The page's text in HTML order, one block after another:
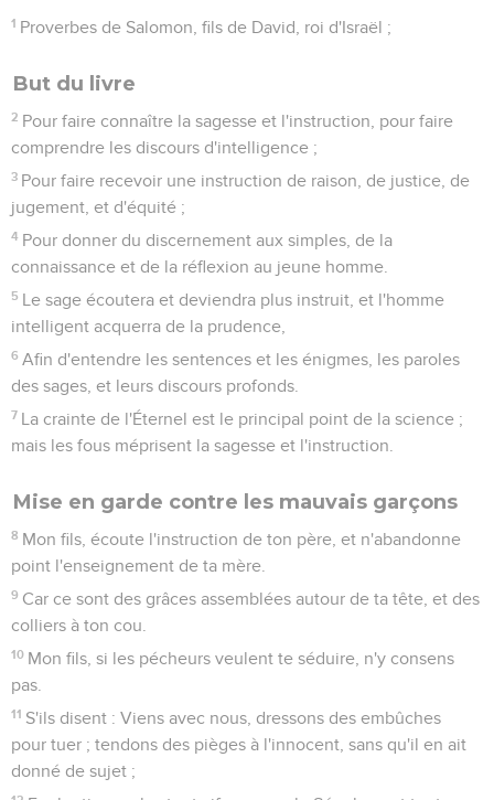
1 Proverbes de Salomon, fils de David, roi d'Israël ;
But du livre
2 Pour faire connaître la sagesse et l'instruction, pour faire
comprendre les discours d'intelligence ;
3 Pour faire recevoir une instruction de raison, de justice, de
jugement, et d'équité ;
4 Pour donner du discernement aux simples, de la
connaissance et de la réflexion au jeune homme.
5 Le sage écoutera et deviendra plus instruit, et l'homme
intelligent acquerra de la prudence,
6 Afin d'entendre les sentences et les énigmes, les paroles
des sages, et leurs discours profonds.
7 La crainte de l'Éternel est le principal point de la science ;
mais les fous méprisent la sagesse et l'instruction.
Mise en garde contre les mauvais garçons
8 Mon fils, écoute l'instruction de ton père, et n'abandonne
point l'enseignement de ta mère.
9 Car ce sont des grâces assemblées autour de ta tête, et des
colliers à ton cou.
10 Mon fils, si les pécheurs veulent te séduire, n'y consens
pas.
11 S'ils disent : Viens avec nous, dressons des embûches
pour tuer ; tendons des pièges à l'innocent, sans qu'il en ait
donné de sujet ;